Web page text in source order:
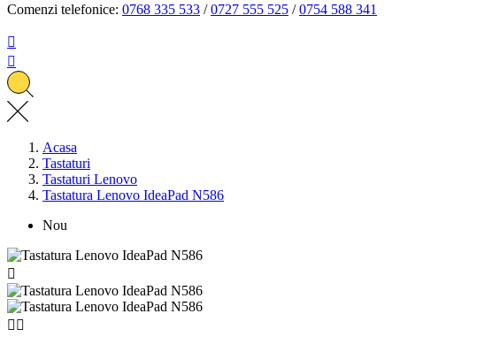
Comenzi telefonice: 0768 335 533 /0727 555 525 /0754 588 341


Acasa
Tastaturi
Tastaturi Lenovo
Tastatura Lenovo IdeaPad N586
Nou

 